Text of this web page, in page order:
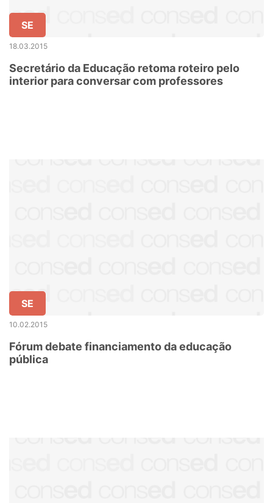
SE
18.03.2015
Secretário da Educação retoma roteiro pelo
interior para conversar com professores
SE
10.02.2015
Fórum debate financiamento da educação
pública